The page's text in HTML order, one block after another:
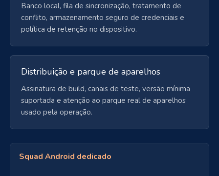
Banco local, fila de sincronização, tratamento de
conflito, armazenamento seguro de credenciais e
política de retenção no dispositivo.
Distribuição e parque de aparelhos
Assinatura de build, canais de teste, versão mínima
suportada e atenção ao parque real de aparelhos
usado pela operação.
Squad Android dedicado